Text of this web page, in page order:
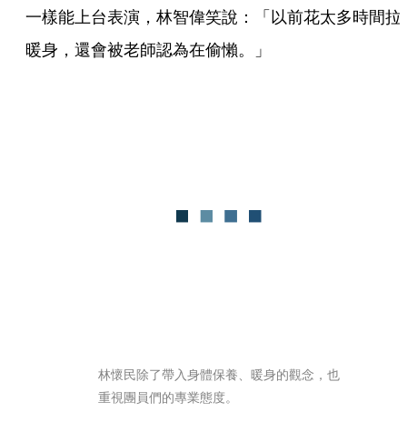
一樣能上台表演，林智偉笑說：「以前花太多時間拉
暖身，還會被老師認為在偷懶。」
林懷民除了帶入身體保養、暖身的觀念，也
重視團員們的專業態度。